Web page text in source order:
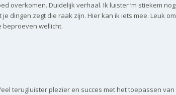
overkomen. Duidelijk verhaal. Ik luister ‘m stiekem nog
dingen zegt die raak zijn. Hier kan ik iets mee. Leuk om
beproeven wellicht.
terugluister plezier en succes met het toepassen van